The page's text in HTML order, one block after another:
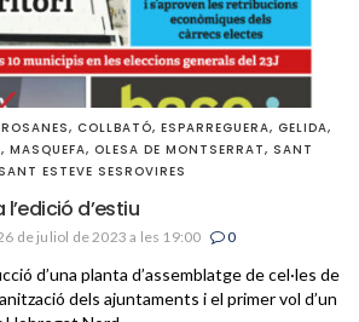
, COLLBATÓ, ESPARREGUERA, GELIDA,
, MASQUEFA, OLESA DE MONTSERRAT, SANT
SANT ESTEVE SESROVIRES
d’estiu
de juliol de 2023 a les 19:00 0
d’una planta d’assemblatge de cel·les de
dels ajuntaments i el primer vol d’un